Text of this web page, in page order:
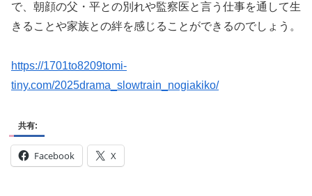
で、朝顔の父・平との別れや監察医と言う仕事を通して生
きることや家族との絆を感じることができるのでしょう。
https://1701to8209tomi-
tiny.com/2025drama_slowtrain_nogiakiko/
共有:
Facebook X